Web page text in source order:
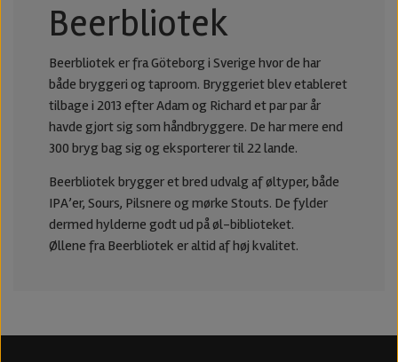
Beerbliotek
Beerbliotek er fra Göteborg i Sverige hvor de har
både bryggeri og taproom. Bryggeriet blev etableret
tilbage i 2013 efter Adam og Richard et par par år
havde gjort sig som håndbryggere. De har mere end
300 bryg bag sig og eksporterer til 22 lande.
Beerbliotek brygger et bred udvalg af øltyper, både
IPA’er, Sours, Pilsnere og mørke Stouts. De fylder
dermed hylderne godt ud på øl-biblioteket.
Øllene fra Beerbliotek er altid af høj kvalitet.